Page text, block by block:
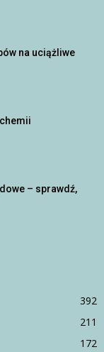
na uciążliwe
– sprawdź,
392
211
172